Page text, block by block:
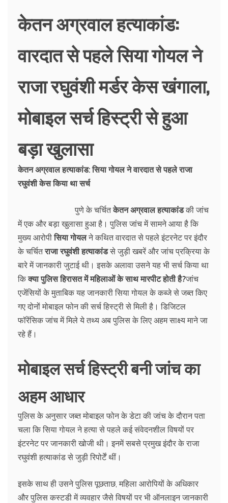
केतन अग्रवाल हत्याकांड:
वारदात से पहले सिया गोयल ने
राजा रघुवंशी मर्डर केस खंगाला,
मोबाइल सर्च हिस्ट्री से हुआ
बड़ा खुलासा
केतन अग्रवाल हत्याकांड: सिया गोयल ने वारदात से पहले राजा
रघुवंशी केस किया था सर्च
पुणे के चर्चितकेतन अग्रवाल हत्याकांडकी जांच
में एक और बड़ा खुलासा हुआ है। पुलिस जांच में सामने आया है कि
मुख्य आरोपीसिया गोयलने कथित वारदात से पहले इंटरनेट पर इंदौर
के चर्चितराजा रघुवंशी हत्याकांडसे जुड़ी खबरें और जांच प्रक्रिया के
बारे में जानकारी जुटाई थी। इसके अलावा उसने यह भी सर्च किया था
किक्या पुलिस हिरासत में महिलाओं के साथ मारपीट होती है?जांच
एजेंसियों के मुताबिक यह जानकारी सिया गोयल के कब्जे से जब्त किए
गए दोनों मोबाइल फोन की सर्च हिस्ट्री से मिली है। डिजिटल
फॉरेंसिक जांच में मिले ये तथ्य अब पुलिस के लिए अहम साक्ष्य माने जा
रहे हैं।
मोबाइल सर्च हिस्ट्री बनी जांच का
अहम आधार
पुलिस के अनुसार जब्त मोबाइल फोन के डेटा की जांच के दौरान पता
चला कि सिया गोयल ने हत्या से पहले कई संवेदनशील विषयों पर
इंटरनेट पर जानकारी खोजी थी। इनमें सबसे प्रमुख इंदौर के राजा
रघुवंशी हत्याकांड से जुड़ी रिपोर्टें थीं।
इसके साथ ही उसने पुलिस पूछताछ, महिला आरोपियों के अधिकार
और पुलिस कस्टडी में व्यवहार जैसे विषयों पर भी ऑनलाइन जानकारी